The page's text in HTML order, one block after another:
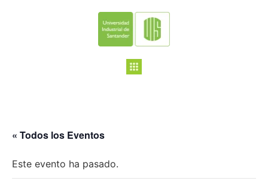
« Todos los Eventos
Este evento ha pasado.